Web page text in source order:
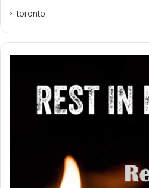
toronto